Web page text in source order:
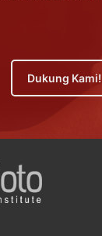
Dukung Kami!